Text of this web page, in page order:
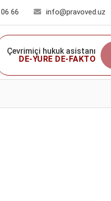
66 info@pravoved.uz
Çevrimiçi hukuk asistanı
DE-YURE DE-FAKTO